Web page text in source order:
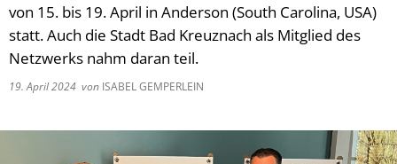
von 15. bis 19. April in Anderson (South Carolina, USA)
statt. Auch die Stadt Bad Kreuznach als Mitglied des
Netzwerks nahm daran teil.
19. April 2024 von ISABEL GEMPERLEIN